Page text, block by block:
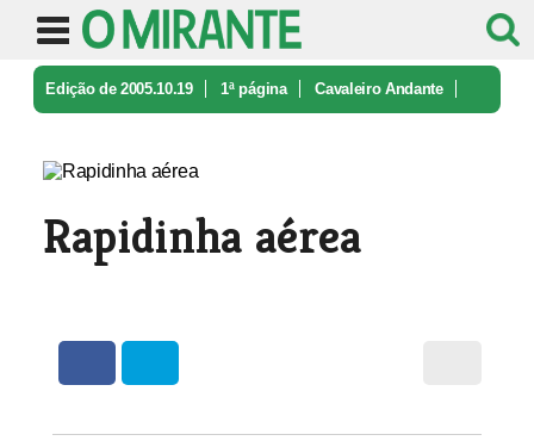
Edição de 2005.10.19 1ª página Cavaleiro Andante
Rapidinha aérea